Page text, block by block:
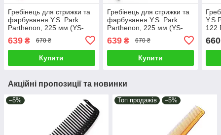
Гребінець для стрижки та
фарбування Y.S. Park
Parthenon, 225 мм (YS-
639 ₴ 670 ₴
Купити
Гребінець для стрижки та
фарбування Y.S. Park
Parthenon, 225 мм (YS-
639₴ 670 ₴
Купити
122
660
Акційні пропозиції та новинки
–5% Топ продажів –5%